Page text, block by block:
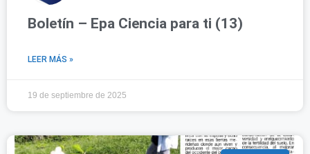
Boletín – Epa Ciencia para ti (13)
LEER MÁS »
19 de septiembre de 2025